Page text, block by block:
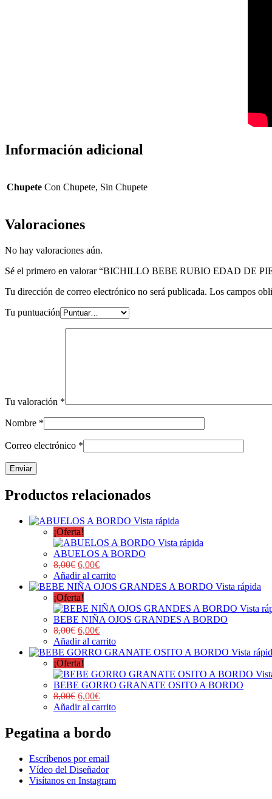
Información adicional
Chupete Con Chupete, Sin Chupete
Valoraciones
No hay valoraciones aún.
Sé el primero en valorar “BICHILLO BEBE RUBIO EDAD DE
Tu dirección de correo electrónico no será publicada. Los campos
Tu puntuación
Tu valoración *
Nombre *
Correo electrónico *
Productos relacionados
Vista rápida
¡Oferta!
Vista rápida
ABUELOS A BORDO
8,00€ 6,00€
Añadir al carrito
Vista rápida
¡Oferta!
Vista
BEBE NIÑA OJOS GRANDES A BORDO
8,00€ 6,00€
Añadir al carrito
Vista
¡Oferta!
BEBE GORRO GRANATE OSITO A BORDO
8,00€ 6,00€
Añadir al carrito
Pegatina a bordo
Escríbenos por email
Vídeo del Diseñador
Visítanos en Instagram